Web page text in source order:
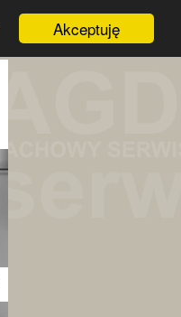
Akceptuję